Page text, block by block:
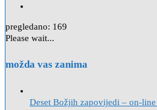
pregledano: 169
Please wait...
možda vas zanima
Deset Božjih zapovijedi – on-